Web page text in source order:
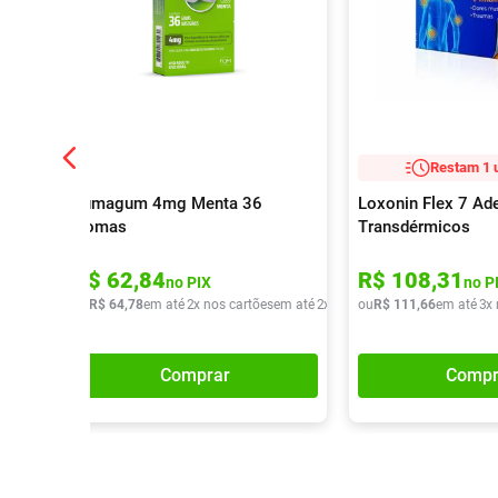
Fumagum 4mg Menta 36
Gomas
R$ 62,84no PIX
R$ 64,78em até2x nos cartõesem até2x de R$ 32,39
Comprar
Restam 1
Loxonin Flex 7
Transdérmicos
R$ 108,31no
ou R$ 111 ,66em até3x